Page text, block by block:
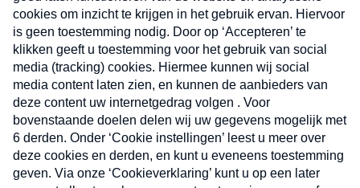
MAX Meldpunt
Pers
Contact
Algemene voorwaarden
Privacyverklaring
Kwetsbaarheid melden
RegistrerenInloggen
Ben je benieuwd naar meer
vakantienieuws- en tips?
E-
Inschrijven